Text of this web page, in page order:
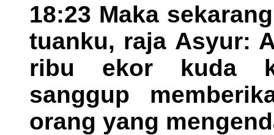
18:23 Maka
tuanku, raja Asyur:
ribu ekor kuda
sanggup
orang yang